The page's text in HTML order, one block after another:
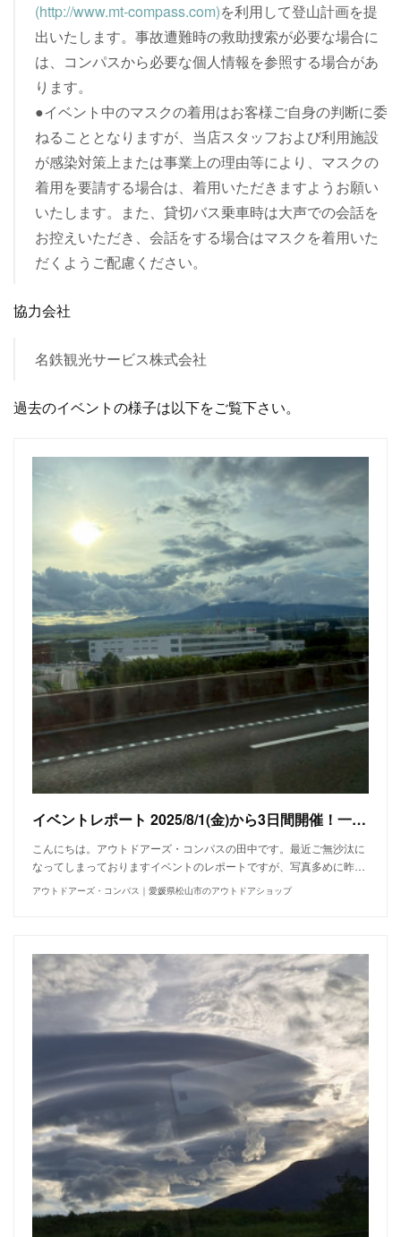
(http://www.mt-compass.com)を利用して登山計画を提
出いたします。事故遭難時の救助捜索が必要な場合に
は、コンパスから必要な個人情報を参照する場合があ
ります。
●イベント中のマスクの着用はお客様ご自身の判断に委
ねることとなりますが、当店スタッフおよび利用施設
が感染対策上または事業上の理由等により、マスクの
着用を要請する場合は、着用いただきますようお願い
いたします。また、貸切バス乗車時は大声での会話を
お控えいただき、会話をする場合はマスクを着用いた
だくようご配慮ください。
協力会社
名鉄観光サービス株式会社
過去のイベントの様子は以下をご覧下さい。
イベントレポート 2025/8/1(金)から3日間開催！一合目から登る富士山チャレンジ その1
こんにちは。アウトドアーズ・コンパスの田中です。最近ご無沙汰に
なってしまっておりますイベントのレポートですが、写真多めに昨…
アウトドアーズ・コンパス｜愛媛県松山市のアウトドアショップ